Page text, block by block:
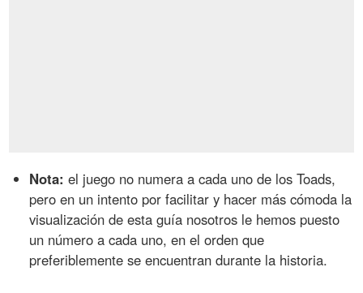
Nota: el juego no numera a cada uno de los Toads,
pero en un intento por facilitar y hacer más cómoda la
visualización de esta guía nosotros le hemos puesto
un número a cada uno, en el orden que
preferiblemente se encuentran durante la historia.